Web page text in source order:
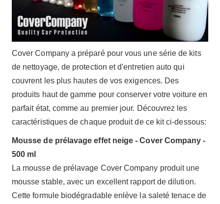
Cover Company a préparé pour vous une série de kits
de nettoyage, de protection et d'entretien auto qui
couvrent les plus hautes de vos exigences. Des
produits haut de gamme pour conserver votre voiture en
parfait état, comme au premier jour. Découvrez les
caractéristiques de chaque produit de ce kit ci-dessous:
Mousse de prélavage effet neige - Cover Company -
500 ml
La mousse de prélavage Cover Company produit une
mousse stable, avec un excellent rapport de dilution.
Cette formule biodégradable enlève la saleté tenace de